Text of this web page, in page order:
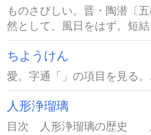
ものさびしい。晋・陶潜〔
然として、風日をはず。短
ちようけん
愛。字通「」の項目を見る。
人形浄瑠璃
目次 人形浄瑠璃の歴史